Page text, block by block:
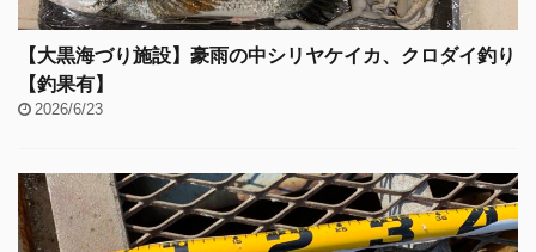
【大黒海づり施設】豪雨の中シリヤケイカ、クロダイ釣り
【釣果有】
2026/6/23